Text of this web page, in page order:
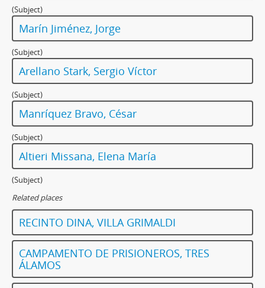
(Subject)
Marín Jiménez, Jorge
(Subject)
Arellano Stark, Sergio Víctor
(Subject)
Manríquez Bravo, César
(Subject)
Altieri Missana, Elena María
(Subject)
Related places
RECINTO DINA, VILLA GRIMALDI
CAMPAMENTO DE PRISIONEROS, TRES
ÁLAMOS